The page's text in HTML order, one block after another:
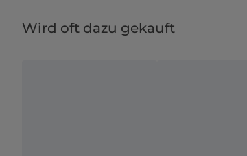
Wird oft dazu gekauft